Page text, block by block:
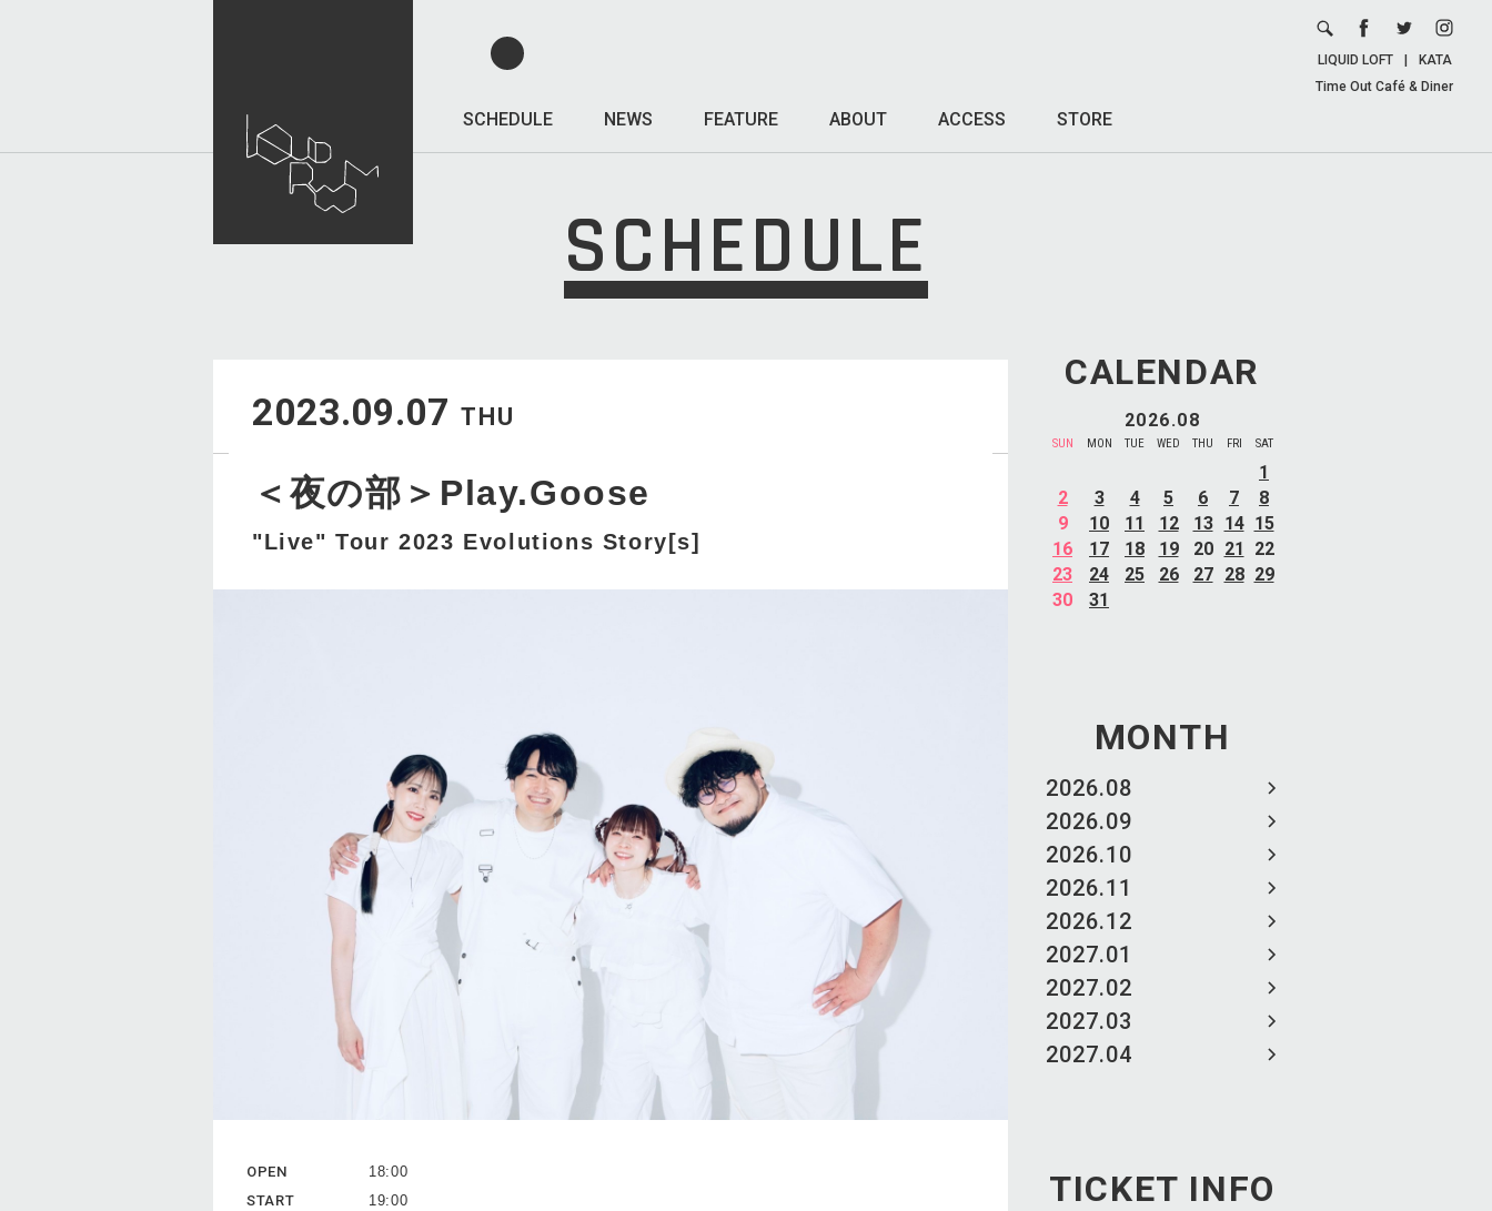
SCHEDULE NEWS FEATURE ABOUT ACCESS STORE
LIQUID LOFT
KATA
Time Out Café & Diner
SCHEDULE
CALENDAR
2026.08
SUN MON TUE WED THU FRI SAT
1
2
3 4 5 6 7
8
9
10 11 12 13 14 15
16
17 18 19 20 21
22
23
24 25 26 27 28 29
30
31
MONTH
2026.08
2026.09
2026.10
2026.11
2026.12
2027.01
2027.02
2027.03
2027.04
TICKET INFO
2023.09.07 THU
＜夜の部＞Play.Goose
"Live" Tour 2023 Evolutions Story[s]
OPEN
18:00
START
19:00